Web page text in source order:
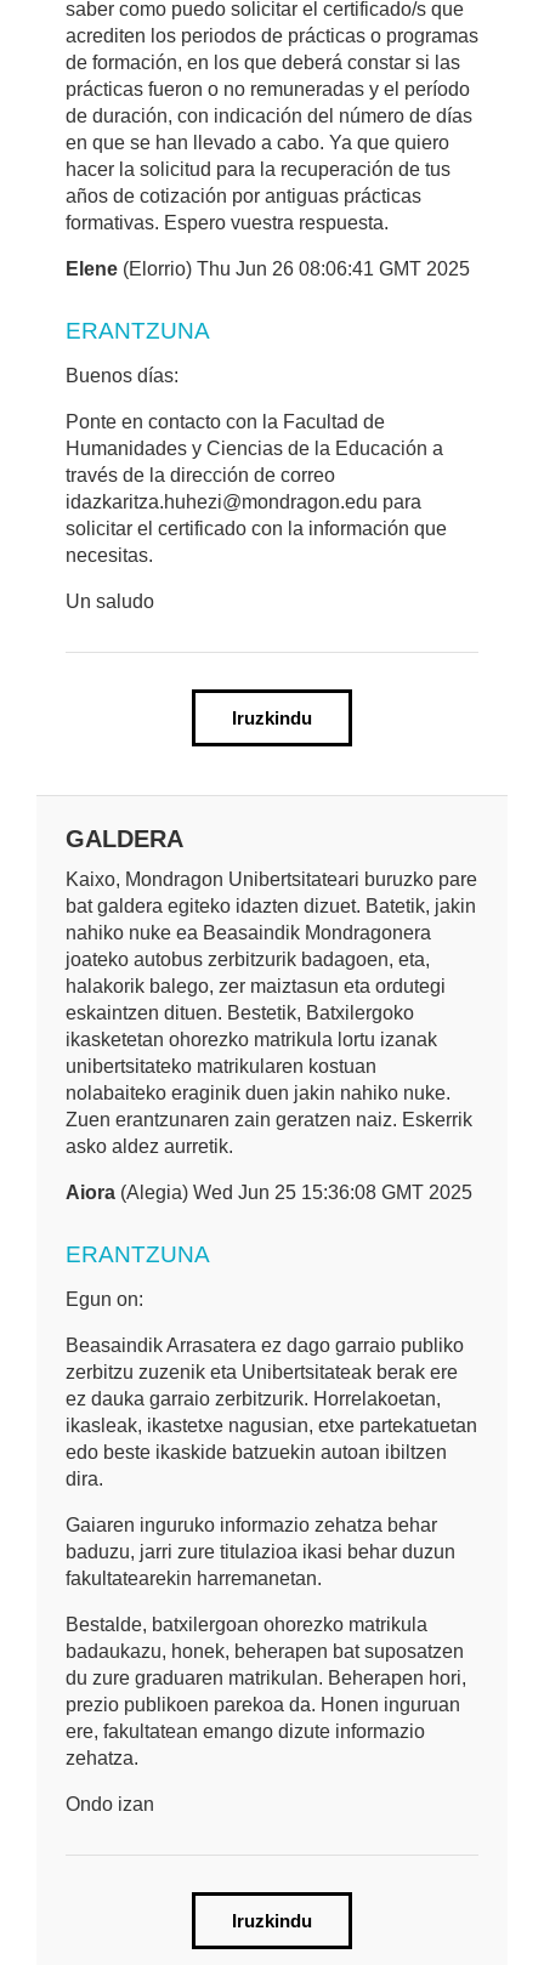
saber como puedo solicitar el certificado/s que
acrediten los periodos de prácticas o programas
de formación, en los que deberá constar si las
prácticas fueron o no remuneradas y el período
de duración, con indicación del número de días
en que se han llevado a cabo. Ya que quiero
hacer la solicitud para la recuperación de tus
años de cotización por antiguas prácticas
formativas. Espero vuestra respuesta.
Elene (Elorrio) Thu Jun 26 08:06:41 GMT 2025
ERANTZUNA
Buenos días:
Ponte en contacto con la Facultad de
Humanidades y Ciencias de la Educación a
través de la dirección de correo
idazkaritza.huhezi@mondragon.edu para
solicitar el certificado con la información que
necesitas.
Un saludo
Iruzkindu
GALDERA
Kaixo, Mondragon Unibertsitateari buruzko pare
bat galdera egiteko idazten dizuet. Batetik, jakin
nahiko nuke ea Beasaindik Mondragonera
joateko autobus zerbitzurik badagoen, eta,
halakorik balego, zer maiztasun eta ordutegi
eskaintzen dituen. Bestetik, Batxilergoko
ikasketetan ohorezko matrikula lortu izanak
unibertsitateko matrikularen kostuan
nolabaiteko eraginik duen jakin nahiko nuke.
Zuen erantzunaren zain geratzen naiz. Eskerrik
asko aldez aurretik.
Aiora (Alegia) Wed Jun 25 15:36:08 GMT 2025
ERANTZUNA
Egun on:
Beasaindik Arrasatera ez dago garraio publiko
zerbitzu zuzenik eta Unibertsitateak berak ere
ez dauka garraio zerbitzurik. Horrelakoetan,
ikasleak, ikastetxe nagusian, etxe partekatuetan
edo beste ikaskide batzuekin autoan ibiltzen
dira.
Gaiaren inguruko informazio zehatza behar
baduzu, jarri zure titulazioa ikasi behar duzun
fakultatearekin harremanetan.
Bestalde, batxilergoan ohorezko matrikula
badaukazu, honek, beherapen bat suposatzen
du zure graduaren matrikulan. Beherapen hori,
prezio publikoen parekoa da. Honen inguruan
ere, fakultatean emango dizute informazio
zehatza.
Ondo izan
Iruzkindu